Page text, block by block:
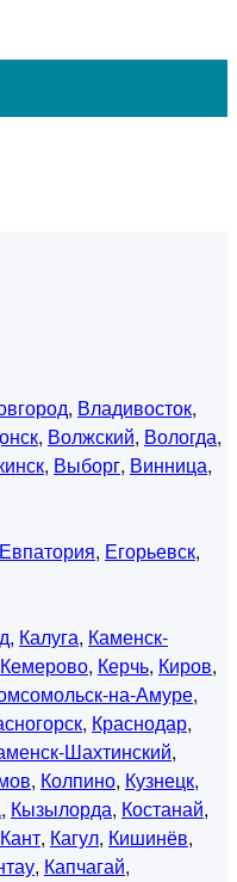
, Владивосток,
, Волжский, Вологда,
, Выборг, Винница,
Евпатория, Егорьевск,
, Калуга, Каменск-
Кемерово, Керчь, Киров,
на-Амуре,
, Краснодар,
Шахтинский,
, Колпино, Кузнецк,
, Кызылорда, Костанай,
Кант, Кагул, Кишинёв,
, Капчагай,